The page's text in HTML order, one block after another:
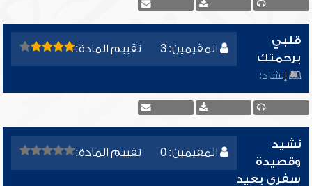
المقيمين: 3 تقييم المادة:
قلبي
برحمتك
إنشاد:
المقيمين: 0 تقييم المادة:
نشيد
وقصيدة
سفرى بعيد